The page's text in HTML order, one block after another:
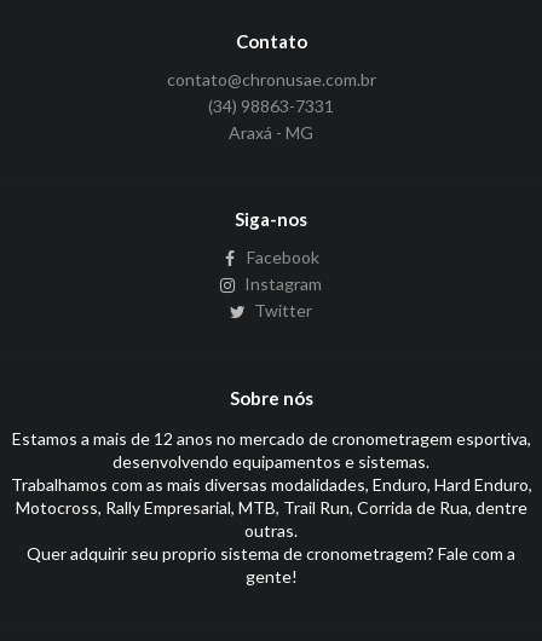
Contato
contato@chronusae.com.br
(34) 98863-7331
Araxá - MG
Siga-nos
Facebook
Instagram
Twitter
Sobre nós
Estamos a mais de 12 anos no mercado de cronometragem esportiva,
desenvolvendo equipamentos e sistemas.
Trabalhamos com as mais diversas modalidades, Enduro, Hard Enduro,
Motocross, Rally Empresarial, MTB, Trail Run, Corrida de Rua, dentre
outras.
Quer adquirir seu proprio sistema de cronometragem? Fale com a
gente!